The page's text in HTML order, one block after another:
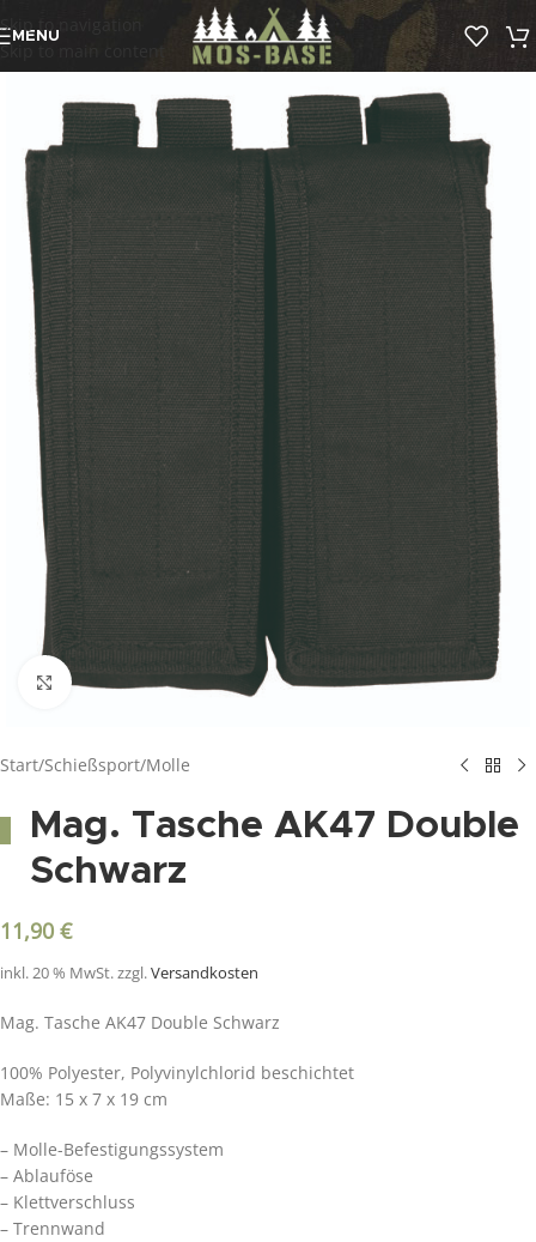
Skip to navigation
Skip to main content
MENU
Click to enlarge
Start/Schießsport/Molle
Mag. Tasche AK47 Double
Schwarz
11,90 €
inkl. 20 % MwSt.zzgl.Versandkosten
Mag. Tasche AK47 Double Schwarz
100% Polyester, Polyvinylchlorid beschichtet
Maße: 15 x 7 x 19 cm
– Molle-Befestigungssystem
– Ablauföse
– Klettverschluss
– Trennwand